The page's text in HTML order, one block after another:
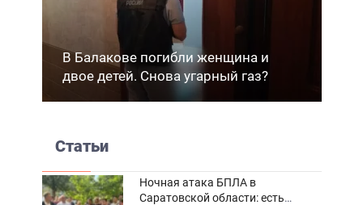
В Балакове погибли женщина и
двое детей. Снова угарный газ?
Статьи
Ночная атака БПЛА в
Саратовской области: есть